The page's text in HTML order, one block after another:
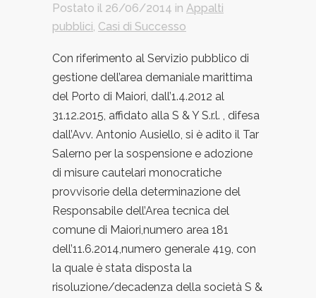
Postato il 26/06/2014 in Appalti
pubblici, Casi di Successo
Con riferimento al Servizio pubblico di
gestione dell’area demaniale marittima
del Porto di Maiori, dall’1.4.2012 al
31.12.2015, affidato alla S & Y S.r.l. , difesa
dall’Avv. Antonio Ausiello, si è adito il Tar
Salerno per la sospensione e adozione
di misure cautelari monocratiche
provvisorie della determinazione del
Responsabile dell’Area tecnica del
comune di Maiori,numero area 181
dell’11.6.2014,numero generale 419, con
la quale è stata disposta la
risoluzione/decadenza della società S &